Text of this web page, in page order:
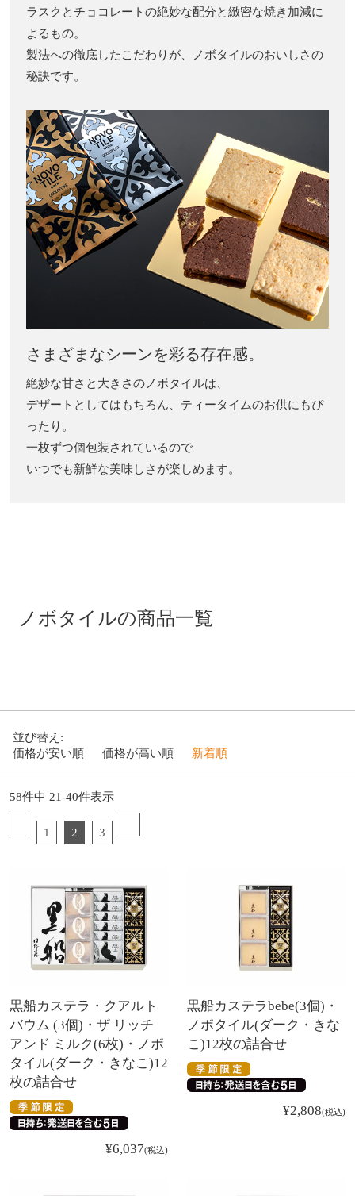
ラスクとチョコレートの絶妙な配分と緻密な焼き加減に
よるもの。
製法への徹底したこだわりが、ノボタイルのおいしさの
秘訣です。
さまざまなシーンを彩る存在感。
絶妙な甘さと大きさのノボタイルは、
デザートとしてはもちろん、ティータイムのお供にもぴ
ったり。
一枚ずつ個包装されているので
いつでも新鮮な美味しさが楽しめます。
ノボタイルの商品一覧
並び替え
価格が安い順
価格が高い順 新着順
58件中 21-40件表示
1 2 3
黒船カステラ・クアルト
バウム (3個)・ザ リッチ
アンド ミルク(6枚)・ノボ
タイル(ダーク・きなこ)12
枚の詰合せ
¥6,037 税込
黒船カステラbebe(3個)・
ノボタイル(ダーク・きな
こ)12枚の詰合せ
¥2,808 税込